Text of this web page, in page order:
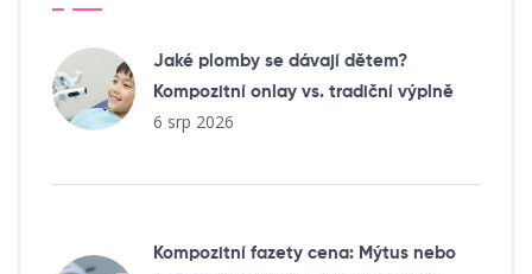
Jaké plomby se dávají dětem?
Kompozitní onlay vs. tradiční výplně
6 srp 2026
Kompozitní fazety cena: Mýtus nebo